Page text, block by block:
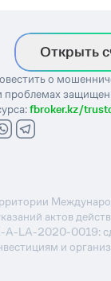
Открыть
о
проблемах
fbroker.kz/
актов
A-LA-2020-0019:
и